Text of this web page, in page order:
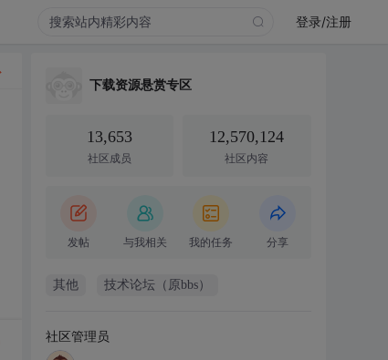
登录/注册
下载资源悬赏专区
13,653
社区成员
12,570,124
社区内容
发帖 与我相关 我的任务 分享
其他 技术论坛（原bbs）
社区管理员